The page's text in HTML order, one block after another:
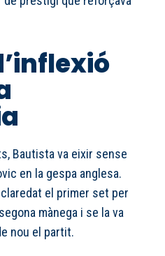
Bautista va eixir sense
en la gespa anglesa.
el primer set per
mànega i se la va
nou el partit.